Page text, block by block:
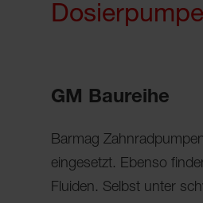
GM Baureihe
Barmag
eingesetzt. Ebenso
Fluiden. Selbst unter